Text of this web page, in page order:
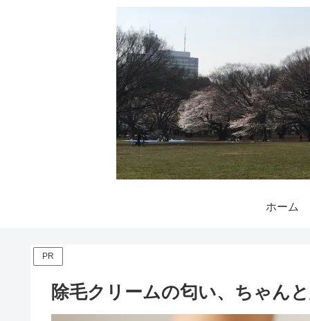
ホーム
PR
除毛クリームの匂い、ちゃん